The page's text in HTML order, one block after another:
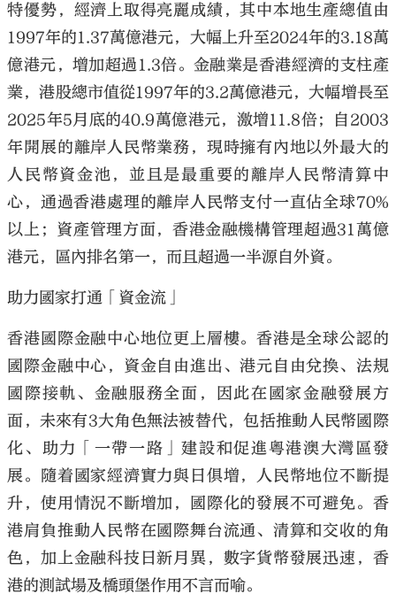
特優勢，經濟上取得亮麗成績，其中本地生產總值由
1997年的1.37萬億港元，大幅上升至2024年的3.18萬
億港元，增加超過1.3倍。金融業是香港經濟的支柱產
業，港股總市值從1997年的3.2萬億港元，大幅增長至
2025年5月底的40.9萬億港元，激增11.8倍；自2003
年開展的離岸人民幣業務，現時擁有內地以外最大的
人民幣資金池，並且是最重要的離岸人民幣清算中
心，通過香港處理的離岸人民幣支付一直佔全球70%
以上；資產管理方面，香港金融機構管理超過31萬億
港元，區內排名第一，而且超過一半源自外資。
助力國家打通「資金流」
香港國際金融中心地位更上層樓。香港是全球公認的
國際金融中心，資金自由進出、港元自由兌換、法規
國際接軌、金融服務全面，因此在國家金融發展方
面，未來有3大角色無法被替代，包括推動人民幣國際
化、助力「一帶一路」建設和促進粵港澳大灣區發
展。隨着國家經濟實力與日俱增，人民幣地位不斷提
升，使用情況不斷增加，國際化的發展不可避免。香
港肩負推動人民幣在國際舞台流通、清算和交收的角
色，加上金融科技日新月異，數字貨幣發展迅速，香
港的測試場及橋頭堡作用不言而喻。